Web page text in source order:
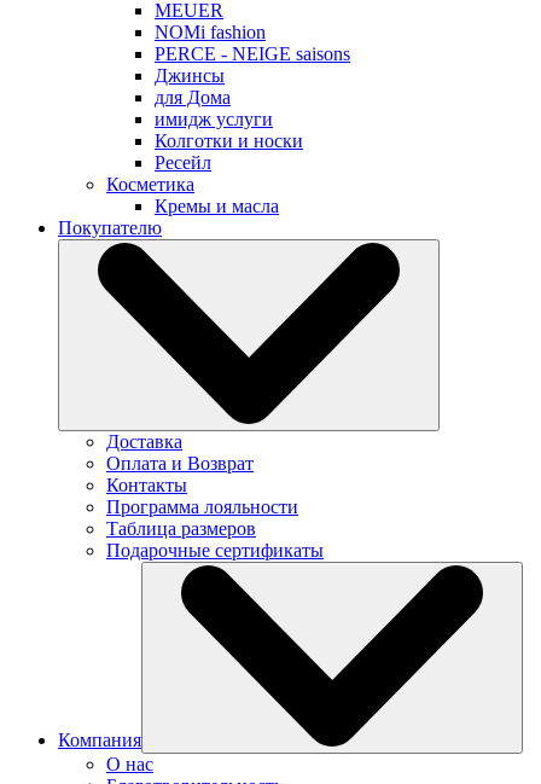
MEUER
NOMi fashion
PERCE - NEIGE saisons
Джинсы
для Дома
имидж услуги
Колготки и носки
Ресейл
Косметика
Кремы и масла
Покупателю
Доставка
Оплата и Возврат
Контакты
Программа лояльности
Таблица размеров
Подарочные сертификаты
Компания
О нас